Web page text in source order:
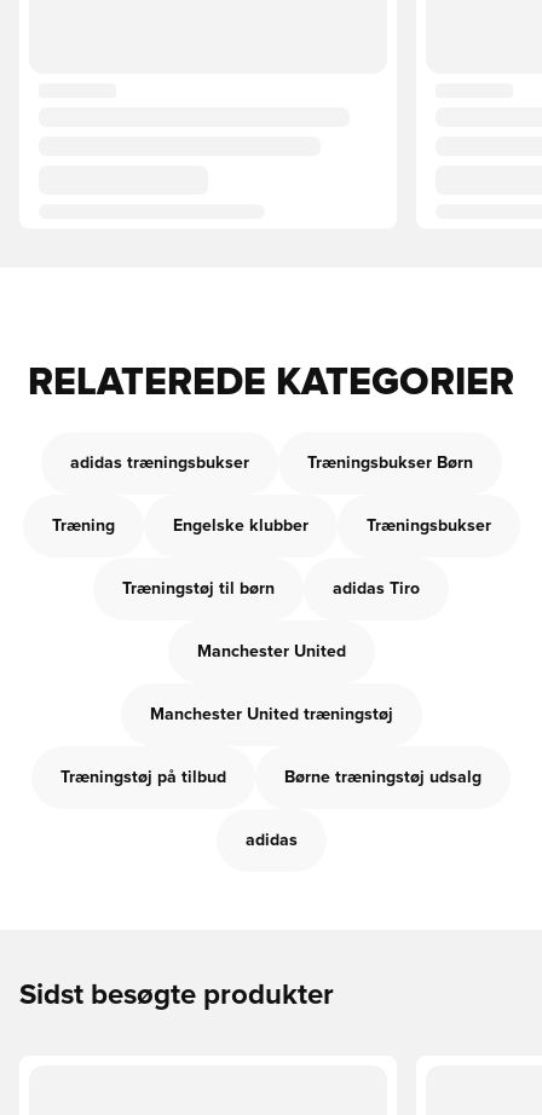
RELATEREDE KATEGORIER
adidas træningsbukser Træningsbukser Børn
Træning Engelske klubber Træningsbukser
Træningstøj til børn adidas Tiro
Manchester United
Manchester United træningstøj
Træningstøj på tilbud Børne træningstøj udsalg
adidas
Sidst besøgte produkter